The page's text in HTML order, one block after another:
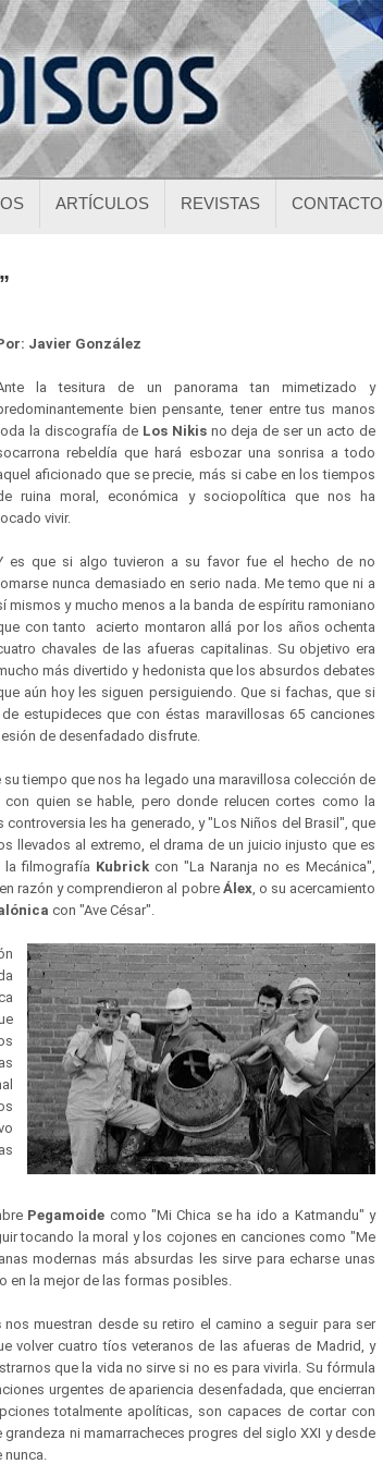
ARTÍCULOS REVISTAS CONTACTO
Javier González
la tesitura de un panorama tan mimetizado y
bien pensante, tener entre tus manos
la discografía de Los Nikisno deja de ser un acto de
rebeldía que hará esbozar una sonrisa a todo
aficionado que se precie, más si cabe en los tiempos
ruina moral, económica y sociopolítica que nos ha
vivir.
es que si algo tuvieron a su favor fue el hecho de no
nunca demasiado en serio nada. Me temo que ni a
mismos y mucho menos a la banda de espíritu ramoniano
con tanto acierto montaron allá por los años ochenta
chavales de las afueras capitalinas. Su objetivo era
más divertido y hedonista que los absurdos debates
aún hoy les siguen persiguiendo. Que si fachas, que si
estupideces que con éstas maravillosas 65 canciones
de desenfadado disfrute.
tiempo que nos ha legado una maravillosa colección de
quien se hable, pero donde relucen cortes como la
les ha generado, y "Los Niños del Brasil", que
llevados al extremo, el drama de un juicio injusto que es
la filmografía Kubrick con "La Naranja no es Mecánica",
razón y comprendieron al pobre Álex, o su acercamiento
con "Ave César".
Pegamoide como "Mi Chica se ha ido a Katmandu" y
tocando la moral y los cojones en canciones como "Me
modernas más absurdas les sirve para echarse unas
en la mejor de las formas posibles.
nos muestran desde su retiro el camino a seguir para ser
volver cuatro tíos veteranos de las afueras de Madrid, y
que la vida no sirve si no es para vivirla. Su fórmula
urgentes de apariencia desenfadada, que encierran
totalmente apolíticas, son capaces de cortar con
grandeza ni mamarracheces progres del siglo XXI y desde
nunca.